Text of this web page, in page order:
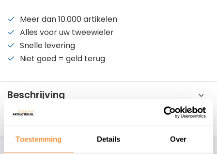
Toestemming Details Over
Meer dan 10.000 artikelen
Alles voor uw tweewieler
Snelle levering
Niet goed = geld terug
Beschrijving
Reviews